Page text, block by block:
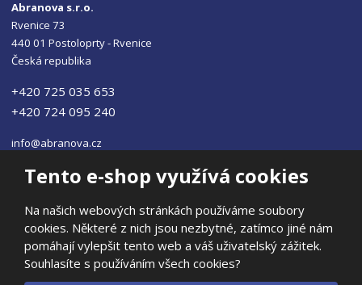
Tento e-shop využívá cookies
Na našich webových stránkách používáme soubory
cookies. Některé z nich jsou nezbytné, zatímco jiné nám
pomáhají vylepšit tento web a váš uživatelský zážitek.
Souhlasíte s používáním všech cookies?
Abranova s.r.o.
Rvenice 73
440 01 Postoloprty - Rvenice
Česká republika
+420 725 035 653
+420 724 095 240
info@abranova.cz
© 2026, ABRANOVA s.r.o
Prohlášení o přístupnosti|Ochrana osobních údajů | Mapa stránek